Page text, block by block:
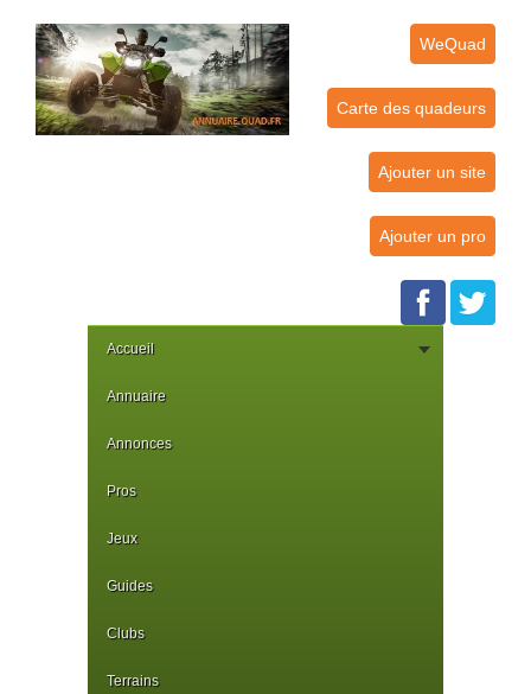
WeQuad
Carte des quadeurs
Ajouter un site
Ajouter un pro
Accueil
Annuaire
Annonces
Pros
Jeux
Guides
Clubs
Terrains